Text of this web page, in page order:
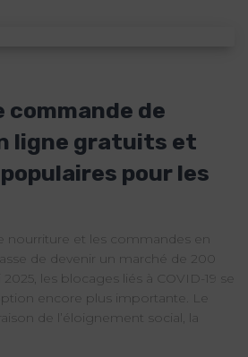
commande de
ligne gratuits et
pour les
nourriture et les commandes en
de devenir un marché de 200
les blocages liés à COVID-19 se
encore plus importante. Le
de l’éloignement social, la